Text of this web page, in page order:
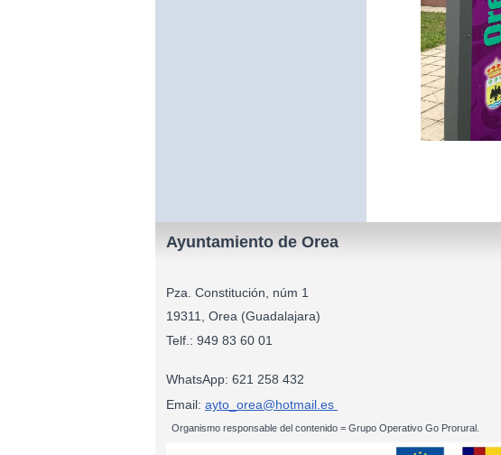
Ayuntamiento de Orea
Pza. Constitución, núm 1
19311, Orea (Guadalajara)
Telf.: 949 83 60 01
WhatsApp: 621 258 432
Email: ayto_orea@hotmail.es
Organismo responsable del contenido = Grupo Operativo Go Prorural.